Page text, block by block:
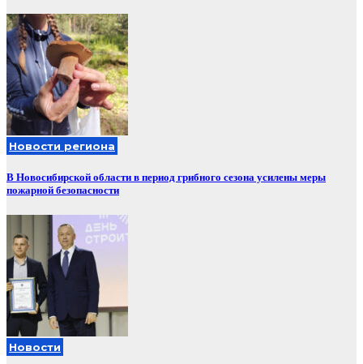
Новости региона
В Новосибирской области в период грибного сезона усилены меры
пожарной безопасности
Новости